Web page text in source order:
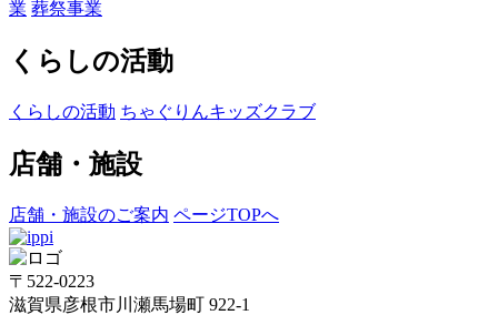
業 葬祭事業
くらしの活動
くらしの活動 ちゃぐりんキッズクラブ
店舗・施設
店舗・施設のご案内 ページTOPへ
〒522-0223
滋賀県彦根市川瀬馬場町 922-1